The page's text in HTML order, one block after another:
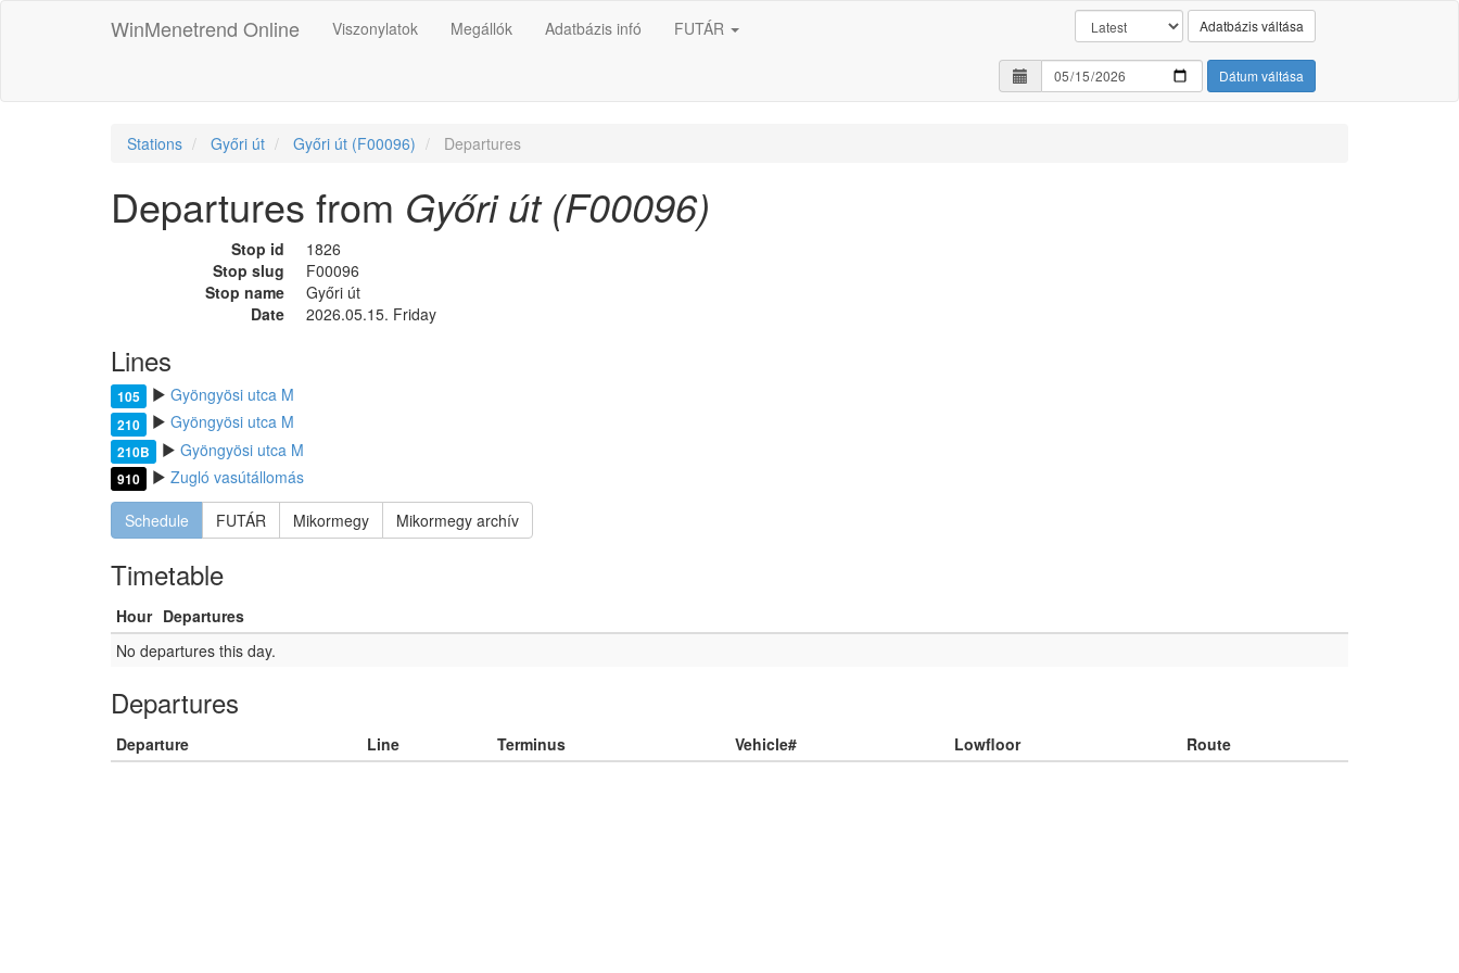
WinMenetrend Online Viszonylatok Megállók Adatbázis infó FUTÁR Adatbázis váltása
Dátum váltása
Stations Győri út Győri út (F00096) Departures
Departures from Győri út (F00096)
Stop id
1826
Stop slug
F00096
Stop name
Győri út
Date
2026.05.15. Friday
Lines
105 Gyöngyösi utca M
210 Gyöngyösi utca M
210B Gyöngyösi utca M
910 Zugló vasútállomás
Schedule FUTÁR Mikormegy Mikormegy archív
Timetable
Hour Departures
No departures this day.
Departures
Departure Line Terminus Vehicle# Lowfloor Route